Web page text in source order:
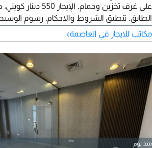
على غرف تخزين وحمام.
الطابق. تنطبق الشروط والاحكام. رسوم الوسيط
للتطبيق. رقم الترخيص 2024 / 25805. رقم السجل التجاري 509152
مكاتب للايجار في العاصمة›
منذ يوم